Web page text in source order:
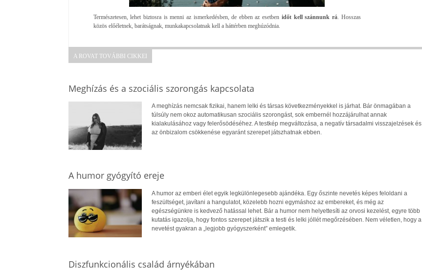
Természetesen, lehet biztosra is menni az ismerkedésben, de ebben az esetben időt kell szánnunk rá. Hosszas
közös előéletnek, barátságnak, munkakapcsolatnak kell a háttérben meghúzódnia.
A ROVAT TOVÁBBI CIKKEI
Meghízás és a szociális szorongás kapcsolata
A meghízás nemcsak fizikai, hanem lelki és társas következményekkel is járhat. Bár önmagában a
túlsúly nem okoz automatikusan szociális szorongást, sok embernél hozzájárulhat annak
kialakulásához vagy felerősödéséhez. A testkép megváltozása, a negatív társadalmi visszajelzések és
az önbizalom csökkenése egyaránt szerepet játszhatnak ebben.
A humor gyógyító ereje
A humor az emberi élet egyik legkülönlegesebb ajándéka. Egy őszinte nevetés képes feloldani a
feszültséget, javítani a hangulatot, közelebb hozni egymáshoz az embereket, és még az
egészségünkre is kedvező hatással lehet. Bár a humor nem helyettesíti az orvosi kezelést, egyre több
kutatás igazolja, hogy fontos szerepet játszik a testi és lelki jóllét megőrzésében. Nem véletlen, hogy a
nevetést gyakran a „legjobb gyógyszerként” emlegetik.
Diszfunkcionális család árnyékában